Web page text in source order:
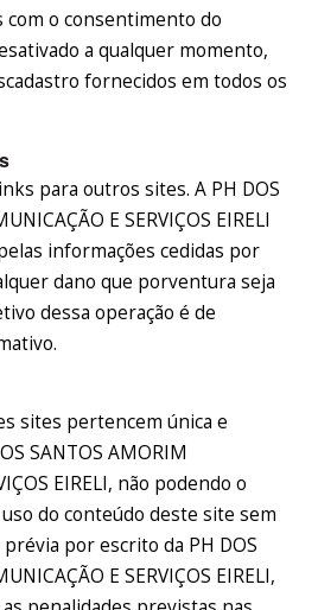
com o consentimento do
a qualquer momento,
fornecidos em todos os
para outros sites. A PH DOS
E SERVIÇOS EIRELI
informações cedidas por
dano que porventura seja
dessa operação é de
sites pertencem única e
SANTOS AMORIM
EIRELI, não podendo o
do conteúdo deste site sem
por escrito da PH DOS
E SERVIÇOS EIRELI,